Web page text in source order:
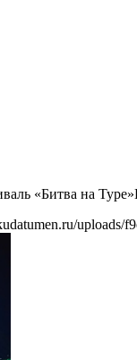
«Битва на
uploads/